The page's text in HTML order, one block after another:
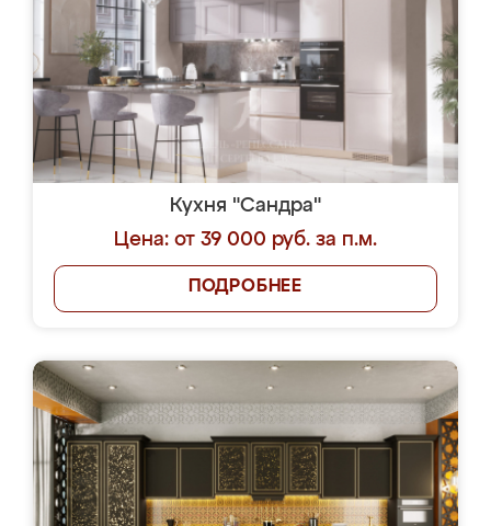
Кухня "Сандра"
Цена: от 39 000 руб. за п.м.
ПОДРОБНЕЕ